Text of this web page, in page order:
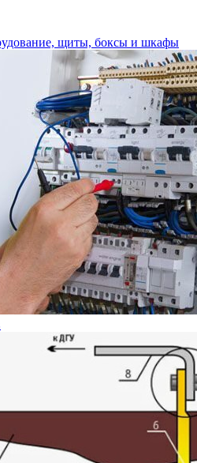
щиты, боксы и шкафы